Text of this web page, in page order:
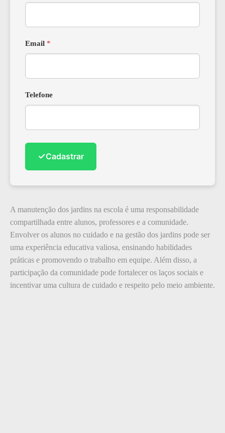
Email *
Telefone
✓Cadastrar
A manutenção dos jardins na escola é uma responsabilidade
compartilhada entre alunos, professores e a comunidade.
Envolver os alunos no cuidado e na gestão dos jardins pode ser
uma experiência educativa valiosa, ensinando habilidades
práticas e promovendo o trabalho em equipe. Além disso, a
participação da comunidade pode fortalecer os laços sociais e
incentivar uma cultura de cuidado e respeito pelo meio ambiente.